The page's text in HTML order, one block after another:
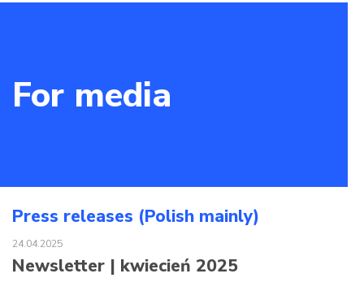
For media
Press releases (Polish mainly)
24.04.2025
Newsletter | kwiecień 2025